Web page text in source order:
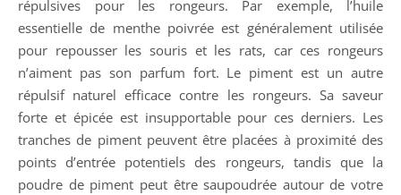
répulsives pour les rongeurs. Par exemple, l’huile
essentielle de menthe poivrée est généralement utilisée
pour repousser les souris et les rats, car ces rongeurs
n’aiment pas son parfum fort. Le piment est un autre
répulsif naturel efficace contre les rongeurs. Sa saveur
forte et épicée est insupportable pour ces derniers. Les
tranches de piment peuvent être placées à proximité des
points d’entrée potentiels des rongeurs, tandis que la
poudre de piment peut être saupoudrée autour de votre